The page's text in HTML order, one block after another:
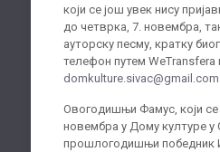
који се још увек нису
до четврка, 7. новембра,
ауторску песму, кратку
телефон путем WeTransfera
domkulture.sivac@gmail.com
Овогодишњи Фамус, који
новембра у Дому културе у
прошлогодишњи победник